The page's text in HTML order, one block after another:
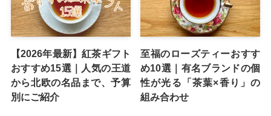
【2026年最新】紅茶ギフト
おすすめ15選｜人気の王道
から北欧の名品まで、予算
別にご紹介
至福のローズティーおすす
め10選｜有名ブランドの個
性が光る「茶葉×香り」の
組み合わせ